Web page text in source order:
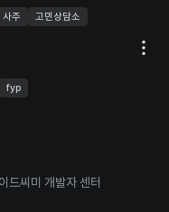
사주 고민상담소
fyp
드씨미 개발자 센터